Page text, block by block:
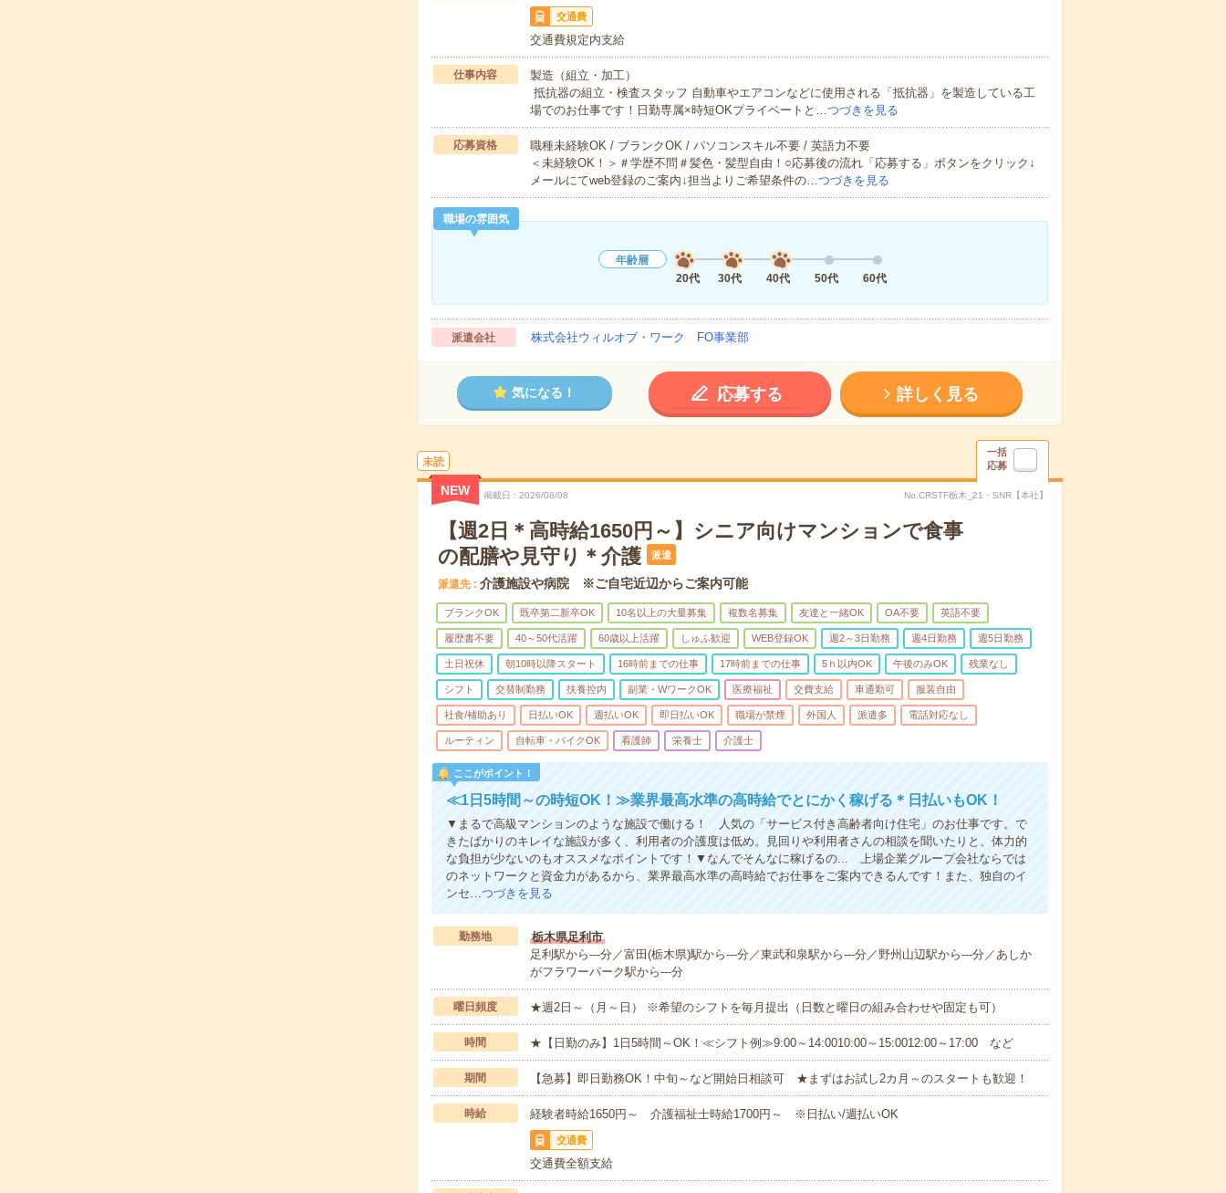
交通費
交通費規定内支給
仕事内容
製造（組立・加工）
抵抗器の組立・検査スタッフ 自動車やエアコンなどに使用される「抵抗器」を製造している工
場でのお仕事です！日勤専属×時短OKプライベートと…つづきを見る
応募資格
職種未経験OK / ブランクOK / パソコンスキル不要 / 英語力不要
＜未経験OK！＞＃学歴不問＃髪色・髪型自由！○応募後の流れ「応募する」ボタンをクリック↓
メールにてweb登録のご案内↓担当よりご希望条件の…つづきを見る
職場の雰囲気
年齢層
20代
30代 40代 50代 60代
派遣会社 株式会社ウィルオブ・ワーク FO事業部
気になる！ 応募する 詳しく見る
未読
一括
応募
NEW 掲載日 2026/08/08 No.CRSTF栃木_21・SNR【本社】
【週2日＊高時給1650円～】シニア向けマンションで食事
の配膳や見守り＊介護
派遣
派遣先 介護施設や病院 ※ご自宅近辺からご案内可能
ブランクOK 既卒第二新卒OK 10名以上の大量募集 複数名募集 友達と一緒OK OA不要 英語不要
履歴書不要 40～50代活躍 60歳以上活躍 しゅふ歓迎 WEB登録OK 週2～3日勤務 週4日勤務 週5日勤務
土日祝休 朝10時以降スタート 16時前までの仕事 17時前までの仕事 5ｈ以内OK 午後のみOK 残業なし
シフト 交替制勤務 扶養控内 副業・WワークOK 医療福祉 交費支給 車通勤可 服装自由
社食/補助あり 日払いOK 週払いOK 即日払いOK 職場が禁煙 外国人 派遣多 電話対応なし
ルーティン 自転車・バイクOK 看護師 栄養士 介護士
ここがポイント！
≪1日5時間～の時短OK！≫業界最高水準の高時給でとにかく稼げる＊日払いもOK！
▼まるで高級マンションのような施設で働ける！ 人気の「サービス付き高齢者向け住宅」のお仕事です。で
きたばかりのキレイな施設が多く、利用者の介護度は低め。見回りや利用者さんの相談を聞いたりと、体力的
な負担が少ないのもオススメなポイントです！▼なんでそんなに稼げるの... 上場企業グループ会社ならでは
のネットワークと資金力があるから、業界最高水準の高時給でお仕事をご案内できるんです！また、独自のイ
ンセ… つづきを見る
勤務地
栃木県足利市
足利駅から---分／富田(栃木県)駅から---分／東武和泉駅から---分／野州山辺駅から---分／あしか
がフラワーパーク駅から---分
曜日頻度 ★週2日～（月～日） ※希望のシフトを毎月提出（日数と曜日の組み合わせや固定も可）
時間 ★【日勤のみ】1日5時間～OK！≪シフト例≫9:00～14:0010:00～15:0012:00～17:00 など
期間 【急募】即日勤務OK！中旬～など開始日相談可 ★まずはお試し2カ月～のスタートも歓迎！
時給 経験者時給1650円～ 介護福祉士時給1700円～ ※日払い/週払いOK
交通費
交通費全額支給